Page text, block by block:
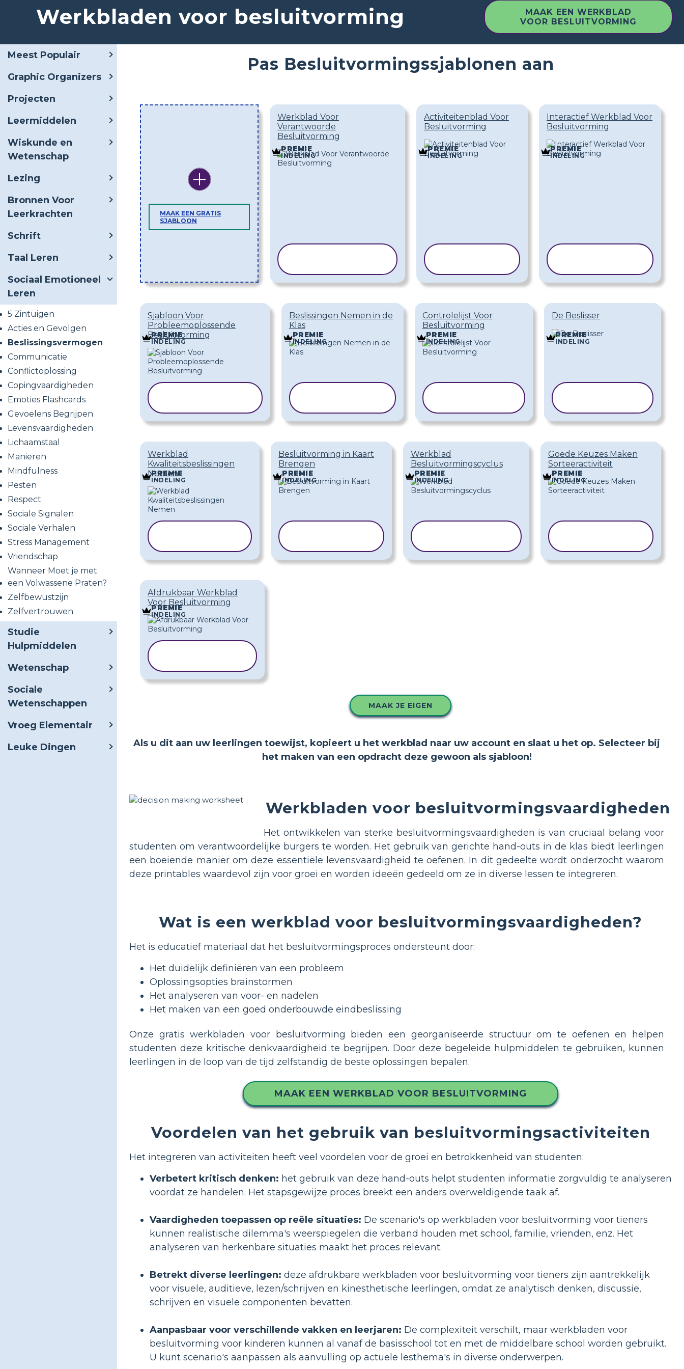
Werkbladen voor besluitvorming
MAAK EEN WERKBLAD
VOOR BESLUITVORMING
Meest Populair
Graphic Organizers
Projecten
Leermiddelen
Wiskunde en
Wetenschap
Lezing
Bronnen Voor
Leerkrachten
Schrift
Taal Leren
Sociaal Emotioneel
Leren
5 Zintuigen
Acties en Gevolgen
Beslissingsvermogen
Communicatie
Conflictoplossing
Copingvaardigheden
Emoties Flashcards
Gevoelens Begrijpen
Levensvaardigheden
Lichaamstaal
Manieren
Mindfulness
Pesten
Respect
Sociale Signalen
Sociale Verhalen
Stress Management
Vriendschap
Wanneer Moet je met
een Volwassene Praten?
Zelfbewustzijn
Zelfvertrouwen
Studie
Hulpmiddelen
Wetenschap
Sociale
Wetenschappen
Vroeg Elementair
Leuke Dingen
Pas Besluitvormingssjablonen aan
MAAK EEN GRATIS
SJABLOON
Werkblad Voor
Verantwoorde
Besluitvorming
PREMIE
INDELING
Activiteitenblad Voor
Besluitvorming
PREMIE
INDELING
Interactief Werkblad Voor
Besluitvorming
PREMIE
INDELING
Sjabloon Voor
Probleemoplossende
Besluitvorming
PREMIE
INDELING
Beslissingen Nemen in de
Klas
PREMIE
INDELING
Controlelijst Voor
Besluitvorming
PREMIE
INDELING
De Beslisser
PREMIE
INDELING
Werkblad
Kwaliteitsbeslissingen
Nemen
PREMIE
INDELING
Besluitvorming in Kaart
Brengen
PREMIE
INDELING
Werkblad
Besluitvormingscyclus
PREMIE
INDELING
Goede Keuzes Maken
Sorteeractiviteit
PREMIE
INDELING
Afdrukbaar Werkblad
Voor Besluitvorming
PREMIE
INDELING
MAAK JE EIGEN
Als u dit aan uw leerlingen toewijst, kopieert u het werkblad naar uw account en slaat u het op. Selecteer bij
het maken van een opdracht deze gewoon als sjabloon!
Werkbladen voor besluitvormingsvaardigheden
Het ontwikkelen van sterke besluitvormingsvaardigheden is van cruciaal belang voor
studenten om verantwoordelijke burgers te worden. Het gebruik van gerichte hand-outs in de klas biedt leerlingen
een boeiende manier om deze essentiële levensvaardigheid te oefenen. In dit gedeelte wordt onderzocht waarom
deze printables waardevol zijn voor groei en worden ideeën gedeeld om ze in diverse lessen te integreren.
Wat is een werkblad voor besluitvormingsvaardigheden?
Het is educatief materiaal dat het besluitvormingsproces ondersteunt door:
Het duidelijk definiëren van een probleem
Oplossingsopties brainstormen
Het analyseren van voor- en nadelen
Het maken van een goed onderbouwde eindbeslissing
Onze gratis werkbladen voor besluitvorming bieden een georganiseerde structuur om te oefenen en helpen
studenten deze kritische denkvaardigheid te begrijpen. Door deze begeleide hulpmiddelen te gebruiken, kunnen
leerlingen in de loop van de tijd zelfstandig de beste oplossingen bepalen.
MAAK EEN WERKBLAD VOOR BESLUITVORMING
Voordelen van het gebruik van besluitvormingsactiviteiten
Het integreren van activiteiten heeft veel voordelen voor de groei en betrokkenheid van studenten:
Verbetert kritisch denken: het gebruik van deze hand-outs helpt studenten informatie zorgvuldig te analyseren
voordat ze handelen. Het stapsgewijze proces breekt een anders overweldigende taak af.
Vaardigheden toepassen op reële situaties: De scenario's op werkbladen voor besluitvorming voor tieners
kunnen realistische dilemma's weerspiegelen die verband houden met school, familie, vrienden, enz. Het
analyseren van herkenbare situaties maakt het proces relevant.
Betrekt diverse leerlingen: deze afdrukbare werkbladen voor besluitvorming voor tieners zijn aantrekkelijk
voor visuele, auditieve, lezen/schrijven en kinesthetische leerlingen, omdat ze analytisch denken, discussie,
schrijven en visuele componenten bevatten.
Aanpasbaar voor verschillende vakken en leerjaren: De complexiteit verschilt, maar werkbladen voor
besluitvorming voor kinderen kunnen al vanaf de basisschool tot en met de middelbare school worden gebruikt.
U kunt scenario's aanpassen als aanvulling op actuele lesthema's in diverse onderwerpen.